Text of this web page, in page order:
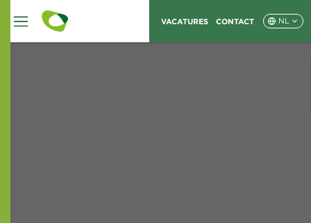
VACATURES CONTACT NL